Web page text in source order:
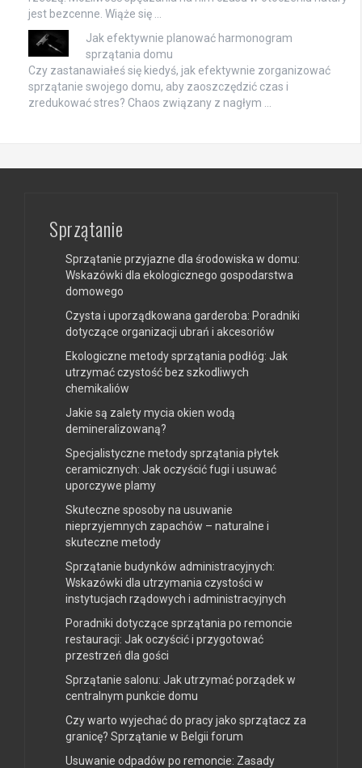
jest bezcenne. Wiąże się …
Jak efektywnie planować harmonogram
sprzątania domu
Czy zastanawiałeś się kiedyś, jak efektywnie zorganizować
sprzątanie swojego domu, aby zaoszczędzić czas i
zredukować stres? Chaos związany z nagłym …
Sprzątanie
Sprzątanie przyjazne dla środowiska w domu:
Wskazówki dla ekologicznego gospodarstwa
domowego
Czysta i uporządkowana garderoba: Poradniki
dotyczące organizacji ubrań i akcesoriów
Ekologiczne metody sprzątania podłóg: Jak
utrzymać czystość bez szkodliwych
chemikaliów
Jakie są zalety mycia okien wodą
demineralizowaną?
Specjalistyczne metody sprzątania płytek
ceramicznych: Jak oczyścić fugi i usuwać
uporczywe plamy
Skuteczne sposoby na usuwanie
nieprzyjemnych zapachów – naturalne i
skuteczne metody
Sprzątanie budynków administracyjnych:
Wskazówki dla utrzymania czystości w
instytucjach rządowych i administracyjnych
Poradniki dotyczące sprzątania po remoncie
restauracji: Jak oczyścić i przygotować
przestrzeń dla gości
Sprzątanie salonu: Jak utrzymać porządek w
centralnym punkcie domu
Czy warto wyjechać do pracy jako sprzątacz za
granicę? Sprzątanie w Belgii forum
Usuwanie odpadów po remoncie: Zasady